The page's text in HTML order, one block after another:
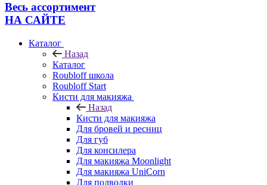
Весь ассортимент
НА САЙТЕ
Каталог
Назад
Каталог
Roubloff школа
Roubloff Start
Кисти для макияжа
Назад
Кисти для макияжа
Для бровей и ресниц
Для губ
Для консилера
Для макияжа Moonlight
Для макияжа UniCorn
Для подводки